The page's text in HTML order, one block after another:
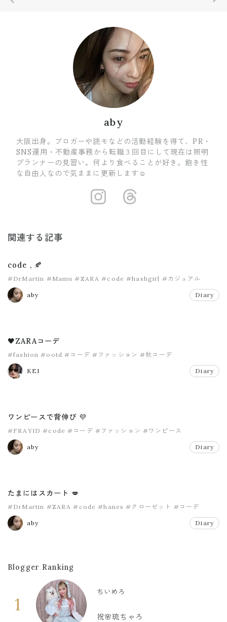
aby
大阪出身。ブロガーや読モなどの活動経験を得て、PR・
SNS運用・不動産事務から転職３回目にして現在は照明
プランナーの見習い。何より食べることが好き。飽き性
な自由人なので気ままに更新します☺
https://
関連する記事
code , 🍂
#DrMartin #Mamu #ZARA #code #hashgirl #カジュアル
aby Diary
🖤ZARAコーデ
#fashion #ootd #コーデ #ファッション #秋コーデ
KEI Diary
ワンピースで背伸び 💜
#FRAYID #code #コーデ #ファッション #ワンピース
aby Diary
たまにはスカート 💋
#DrMartin #ZARA #code #hanes #クローゼット #コーデ
aby Diary
Blogger Ranking
1
ちいめろ
祝🌸琉ちゃろ